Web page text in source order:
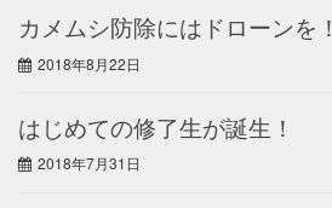
カメムシ防除にはドローンを！
2018年8月22日
はじめての修了生が誕生！
2018年7月31日